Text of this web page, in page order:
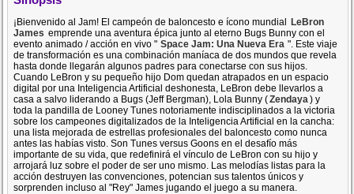
¡Bienvenido al Jam! El campeón de baloncesto e ícono mundial LeBron
James emprende una aventura épica junto al eterno Bugs Bunny con el
evento animado / acción en vivo " Space Jam: Una Nueva Era ". Este viaje
de transformación es una combinación maníaca de dos mundos que revela
hasta donde llegarán algunos padres para conectarse con sus hijos.
Cuando LeBron y su pequeño hijo Dom quedan atrapados en un espacio
digital por una Inteligencia Artificial deshonesta, LeBron debe llevarlos a
casa a salvo liderando a Bugs (Jeff Bergman), Lola Bunny (Zendaya) y
toda la pandilla de Looney Tunes notoriamente indisciplinados a la victoria
sobre los campeones digitalizados de la Inteligencia Artificial en la cancha:
una lista mejorada de estrellas profesionales del baloncesto como nunca
antes las habías visto. Son Tunes versus Goons en el desafío más
importante de su vida, que redefinirá el vínculo de LeBron con su hijo y
arrojará luz sobre el poder de ser uno mismo. Las melodías listas para la
acción destruyen las convenciones, potencian sus talentos únicos y
sorprenden incluso al "Rey" James jugando el juego a su manera.